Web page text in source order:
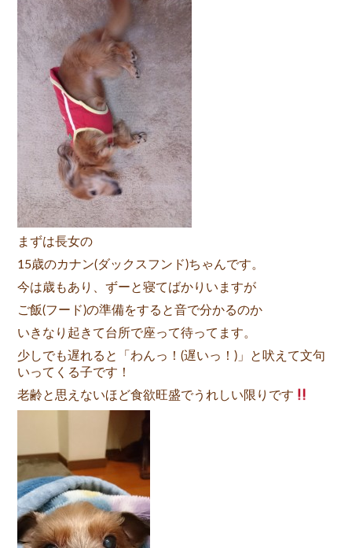
まずは長女の
15歳のカナン(ダックスフンド)ちゃんです。
今は歳もあり、ずーと寝てばかりいますが
ご飯(フード)の準備をすると音で分かるのか
いきなり起きて台所で座って待ってます。
少しでも遅れると「わんっ！(遅いっ！)」と吠えて文句
いってくる子です！
老齢と思えないほど食欲旺盛でうれしい限りです